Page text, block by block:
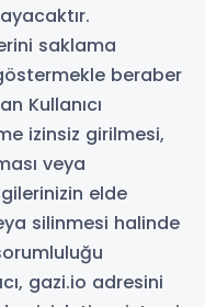
saklama
beraber
Kullanıcı
izinsiz girilmesi,
veya
elde
silinmesi halinde
gazi.io adresini